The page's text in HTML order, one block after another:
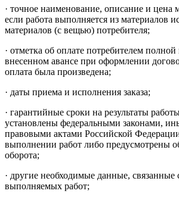
· точное наименование, описание и цена
если работа выполняется из материалов
материалов (с вещью) потребителя;
· отметка об оплате потребителем
внесенном авансе при оформлении
оплата была произведена;
· даты приема и исполнения заказа;
· гарантийные сроки на результаты
установлены федеральными законами,
правовыми актами Российской
выполнении работ либо предусмотрены
оборота;
· другие необходимые данные, связанные
выполняемых работ;